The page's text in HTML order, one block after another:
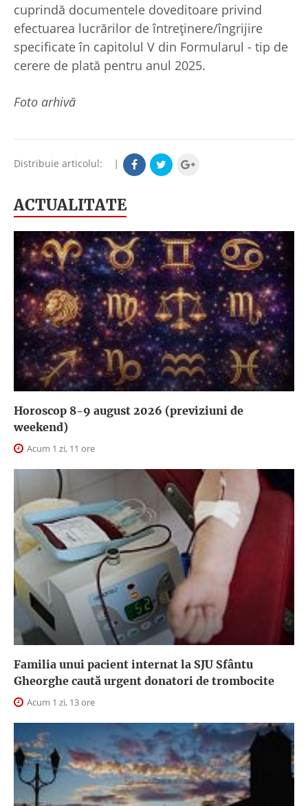
cuprindă documentele doveditoare privind
efectuarea lucrărilor de întreținere/îngrijire
specificate în capitolul V din Formularul - tip de
cerere de plată pentru anul 2025.
Foto arhivă
Distribuie articolul: |
ACTUALITATE
Horoscop 8-9 august 2026 (previziuni de
weekend)
Acum 1 zi, 11 ore
Familia unui pacient internat la SJU Sfântu
Gheorghe caută urgent donatori de trombocite
Acum 1 zi, 13 ore